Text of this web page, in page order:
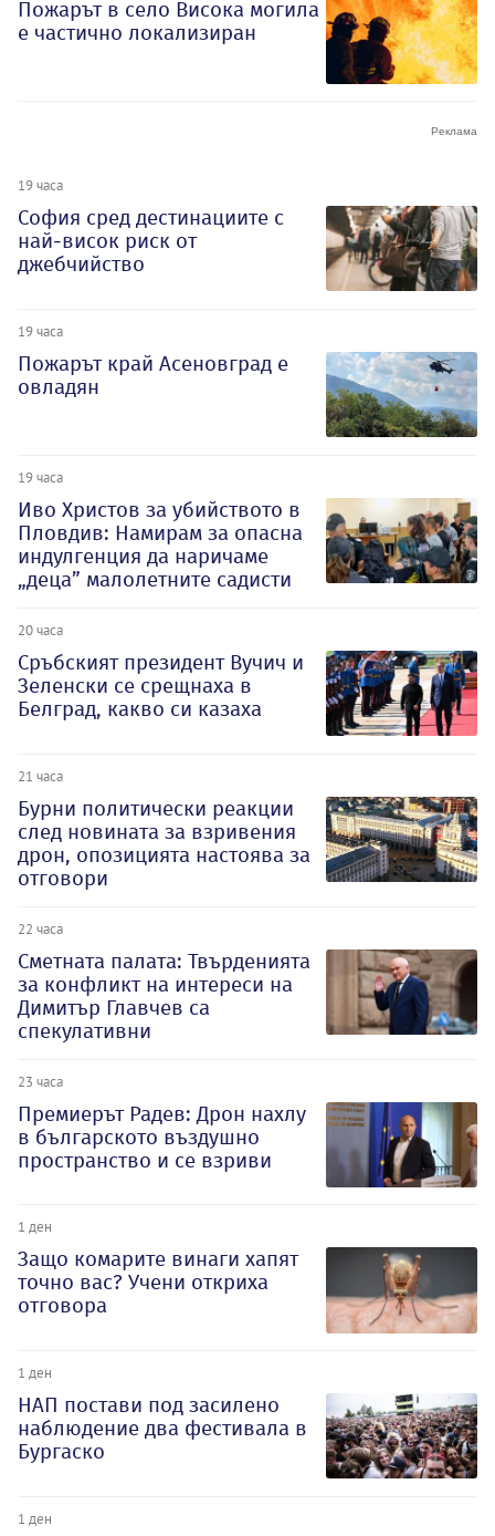
Пожарът в село Висока могила
е частично локализиран
19 часа
София сред дестинациите с
най-висок риск от
джебчийство
19 часа
Пожарът край Асеновград е
овладян
19 часа
Иво Христов за убийството в
Пловдив: Намирам за опасна
индулгенция да наричаме
„деца” малолетните садисти
20 часа
Сръбският президент Вучич и
Зеленски се срещнаха в
Белград, какво си казаха
21 часа
Бурни политически реакции
след новината за взривения
дрон, опозицията настоява за
отговори
22 часа
Сметната палата: Твърденията
за конфликт на интереси на
Димитър Главчев са
спекулативни
23 часа
Премиерът Радев: Дрон нахлу
в българското въздушно
пространство и се взриви
1 ден
Защо комарите винаги хапят
точно вас? Учени откриха
отговора
1 ден
НАП постави под засилено
наблюдение два фестивала в
Бургаско
1 ден